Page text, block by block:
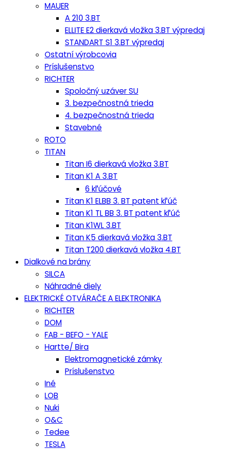
MAUER
A 210 3.BT
ELLITE E2 dierkavá vložka 3.BT výpredaj
STANDART S1 3.BT výpredaj
Ostatní výrobcovia
Príslušenstvo
RICHTER
Spoločný uzáver SU
3. bezpečnostná trieda
4. bezpečnostná trieda
Stavebné
ROTO
TITAN
Titan I6 dierkavá vložka 3.BT
Titan K1 A 3.BT
6 kľúčové
Titan K1 ELBB 3. BT patent kľúč
Titan K1 TL BB 3. BT patent kľúč
Titan K1WL 3.BT
Titan K5 dierkavá vložka 3.BT
Titan T200 dierkavá vložka 4.BT
Dialkové na brány
SILCA
Náhradné diely
ELEKTRICKÉ OTVÁRAČE A ELEKTRONIKA
RICHTER
DOM
FAB - BEFO - YALE
Hartte/ Bira
Elektromagnetické zámky
Príslušenstvo
Iné
LOB
Nuki
O&C
Tedee
TESLA